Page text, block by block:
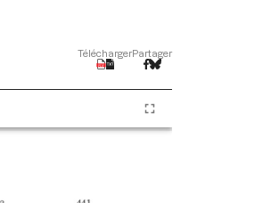
TéléchargerPartager